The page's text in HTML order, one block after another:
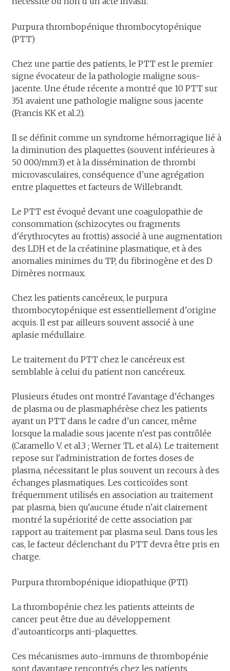
Purpura thrombopénique thrombocytopénique
(PTT)
Chez une partie des patients, le PTT est le premier
signe évocateur de la pathologie maligne sous-
jacente. Une étude récente a montré que 10 PTT sur
351 avaient une pathologie maligne sous jacente
(Francis KK et al.2).
Il se définit comme un syndrome hémorragique lié à
la diminution des plaquettes (souvent inférieures à
50 000/mm3) et à la dissémination de thrombi
microvasculaires, conséquence d'une agrégation
entre plaquettes et facteurs de Willebrandt.
Le PTT est évoqué devant une coagulopathie de
consommation (schizocytes ou fragments
d'érythrocytes au frottis) associé à une augmentation
des LDH et de la créatinine plasmatique, et à des
anomalies minimes du TP, du fibrinogène et des D
Dimères normaux.
Chez les patients cancéreux, le purpura
thrombocytopénique est essentiellement d'origine
acquis. Il est par ailleurs souvent associé à une
aplasie médullaire.
Le traitement du PTT chez le cancéreux est
semblable à celui du patient non cancéreux.
Plusieurs études ont montré l'avantage d'échanges
de plasma ou de plasmaphérèse chez les patients
ayant un PTT dans le cadre d'un cancer, même
lorsque la maladie sous jacente n'est pas contrôlée
(Caramello V. et al.3 ; Werner TL et al.4). Le traitement
repose sur l'administration de fortes doses de
plasma, nécessitant le plus souvent un recours à des
échanges plasmatiques. Les corticoïdes sont
fréquemment utilisés en association au traitement
par plasma, bien qu'aucune étude n'ait clairement
montré la supériorité de cette association par
rapport au traitement par plasma seul. Dans tous les
cas, le facteur déclenchant du PTT devra être pris en
charge.
Purpura thrombopénique idiopathique (PTI)
La thrombopénie chez les patients atteints de
cancer peut être due au développement
d'autoanticorps anti-plaquettes.
Ces mécanismes auto-immuns de thrombopénie
sont davantage rencontrés chez les patients